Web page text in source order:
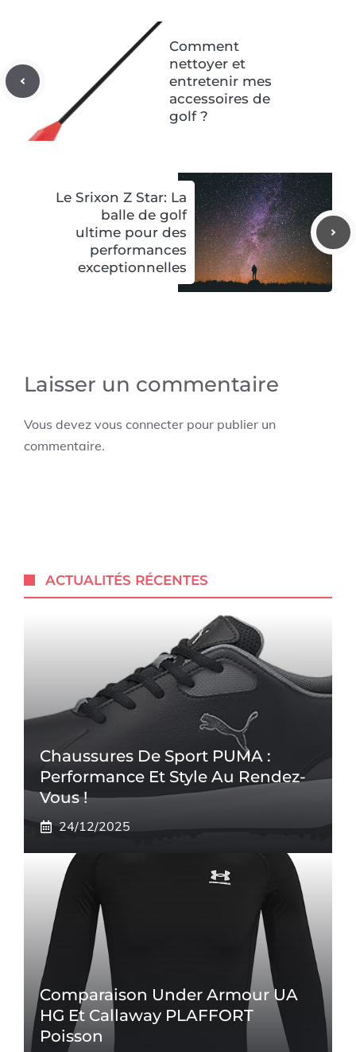
Comment
nettoyer et
entretenir mes
accessoires de
golf ?
Le Srixon Z Star: La
balle de golf
ultime pour des
performances
exceptionnelles
Laisser un commentaire
Vous devez vous connecter pour publier un
commentaire.
ACTUALITÉS RÉCENTES
Chaussures De Sport PUMA :
Performance Et Style Au Rendez-
Vous !
24/12/2025
Comparaison Under Armour UA
HG Et Callaway PLAFFORT
Poisson